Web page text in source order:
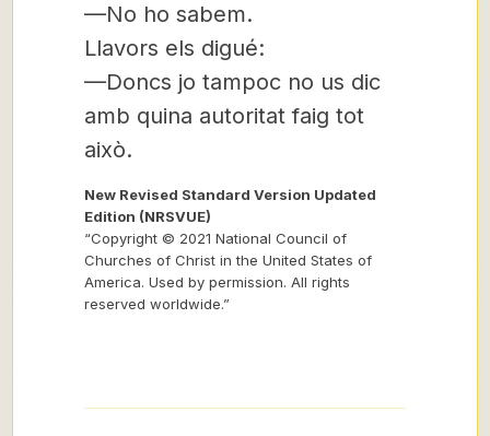
—No ho sabem.
Llavors els digué:
—Doncs jo tampoc no us dic
amb quina autoritat faig tot
això.
New Revised Standard Version Updated
Edition (NRSVUE)
“Copyright © 2021 National Council of
Churches of Christ in the United States of
America. Used by permission. All rights
reserved worldwide.”